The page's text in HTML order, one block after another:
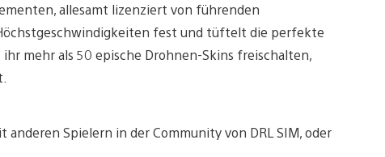
allesamt lizenziert von führenden
fest und tüftelt die perfekte
mehr als 50 epische Drohnen-Skins freischalten,
Spielern in der Community von DRL SIM, oder